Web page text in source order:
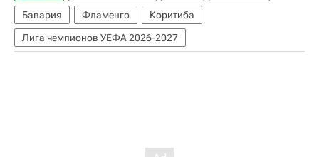
Бавария
Фламенго
Коритиба
Лига чемпионов УЕФА 2026-2027